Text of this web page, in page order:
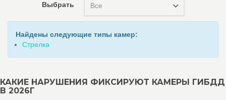
Выбрать Все
Найдены следующие типы камер:
Стрелка
КАКИЕ НАРУШЕНИЯ ФИКСИРУЮТ КАМЕРЫ ГИБДД
В 2026Г